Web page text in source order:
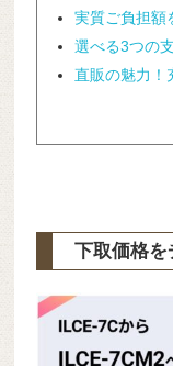
実質ご負担額
選べる3つの
直販の魅力！
下取価格を